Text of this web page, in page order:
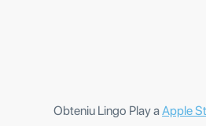
Obteniu Lingo Play aApple